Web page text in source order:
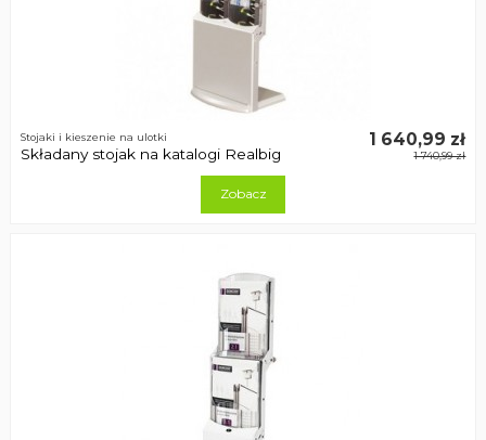
Stojaki i kieszenie na ulotki
Składany stojak na katalogi Realbig
1 640,99 zł
1 740,99 zł
Zobacz